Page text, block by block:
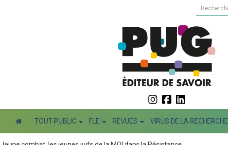
TOUT PUBLIC FLE REVUES VIRUS DE LA RECHERCHE